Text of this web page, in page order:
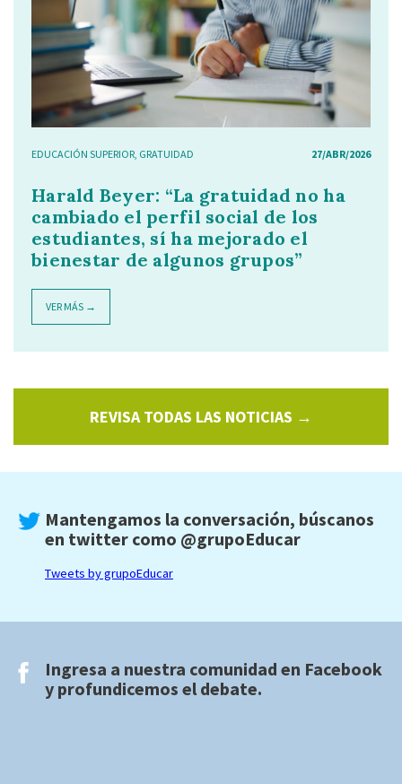
EDUCACIÓN SUPERIOR, GRATUIDAD 27/ABR/2026
Harald Beyer: “La gratuidad no ha
cambiado el perfil social de los
estudiantes, sí ha mejorado el
bienestar de algunos grupos”
VER MÁS →
REVISA TODAS LAS NOTICIAS →
Mantengamos la conversación, búscanos
en twitter como @grupoEducar
Tweets by grupoEducar
Ingresa a nuestra comunidad en Facebook
y profundicemos el debate.